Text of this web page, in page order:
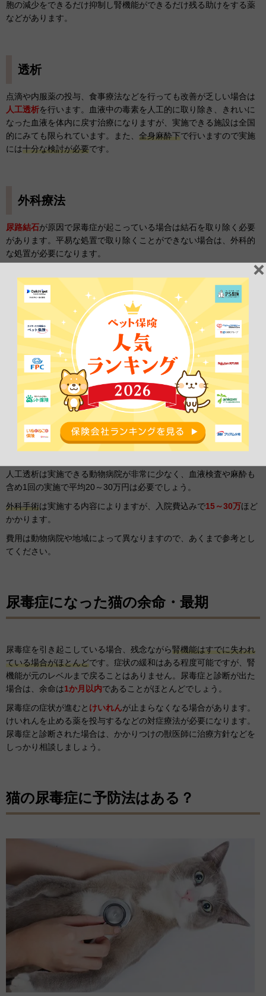
胞の減少をできるだけ抑制し腎機能ができるだけ残る助けをする薬
などがあります。
透析
点滴や内服薬の投与、食事療法などを行っても改善が乏しい場合は
人工透析を行います。血液中の毒素を人工的に取り除き、きれいに
なった血液を体内に戻す治療になりますが、実施できる施設は全国
的にみても限られています。また、 全身麻酔下で行いますので実施
には十分な検討が必要です。
外科療法
尿路結石が原因で尿毒症が起こっている場合は結石を取り除く必要
があります。平易な処置で取り除くことができない場合は、外科的
な処置が必要になります。
腫瘍
ができている場合も手術が必要になります。
尿毒症の治療費用
皮下点滴は1回につき1,500～2,000円で治療の初期には毎日通院し
ないといけないことがほとんどです。入院の場合は入院費が1日
5,000円ほどと、投薬や処置料が2,000～3,000円必要になることが
多いでしょう。
内服薬は処方する内容によりますが、1週間で5,000円ほど必要で
人工透析は実施できる動物病院が非常に少なく、血液検査や麻酔も
含め1回の実施で平均20～30万円は必要でしょう。
外科手術は実施する内容によりますが、入院費込みで15～30万ほど
かかります。
費用は動物病院や地域によって異なりますので、あくまで参考とし
てください。
尿毒症になった猫の余命・最期
尿毒症を引き起こしている場合、残念ながら腎機能はすでに失われ
ている場合がほとんどです。症状の緩和はある程度可能ですが、腎
機能が元のレベルまで戻ることはありません。尿毒症と診断が出た
場合は、余命は1か月以内であることがほとんどでしょう。
尿毒症の症状が進むと けいれんが止まらなくなる場合があります。
けいれんを止める薬を投与するなどの対症療法が必要になります。
尿毒症と診断された場合は、かかりつけの獣医師に治療方針などを
しっかり相談しましょう。
猫の尿毒症に予防法はある？